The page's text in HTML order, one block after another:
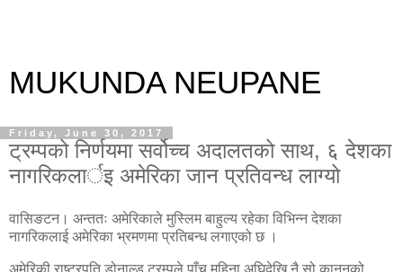
MUKUNDA NEUPANE
Friday, June 30, 2017
ट्रम्पको निर्णयमा सर्वोच्च अदालतको साथ, ६ देशका
नागरिकलार्इ अमेरिका जान प्रतिवन्ध लाग्यो
वासिङटन। अन्ततः अमेरिकाले मुस्लिम बाहुल्य रहेका विभिन्न देशका
नागरिकलाई अमेरिका भ्रमणमा प्रतिबन्ध लगाएको छ ।
अमेरिकी राष्ट्रपति डोनाल्ड ट्रम्पले पाँच महिना अघिदेखि नै सो कानुनको